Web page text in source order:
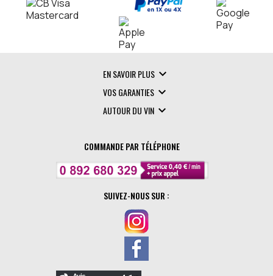
EN SAVOIR PLUS 
VOS GARANTIES 
AUTOUR DU VIN 
COMMANDE PAR TÉLÉPHONE
SUIVEZ-NOUS SUR :